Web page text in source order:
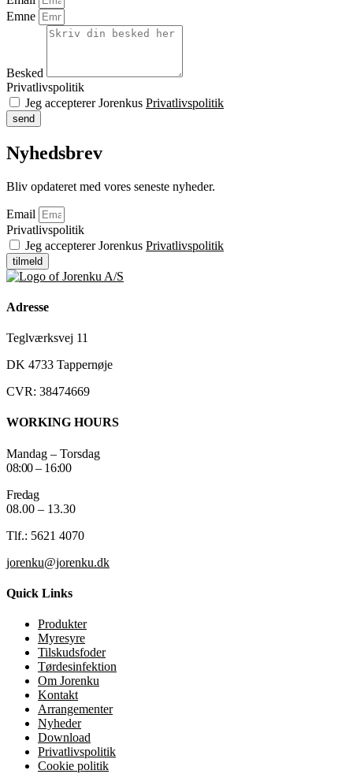
Emne
Besked
Privatlivspolitik
Jeg accepterer Jorenkus Privatlivspolitik
send
Nyhedsbrev
Bliv opdateret med vores seneste nyheder.
Email
Privatlivspolitik
Jeg accepterer Jorenkus Privatlivspolitik
tilmeld
Adresse
Teglværksvej 11
DK 4733 Tappernøje
CVR: 38474669
WORKING HOURS
Mandag – Torsdag
08:00 – 16:00
Fredag
08.00 – 13.30
Tlf.: 5621 4070
jorenku@jorenku.dk
Quick Links
Produkter
Myresyre
Tilskudsfoder
Tørdesinfektion
Om Jorenku
Kontakt
Arrangementer
Nyheder
Download
Privatlivspolitik
Cookie politik